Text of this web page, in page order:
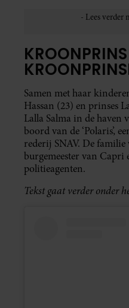
Samen met haar
Hassan (23) en prinses
Lalla Salma in de
boord van de ‘Polaris’,
rederij SNAV. De
burgemeester van Capri
politieagenten.
Tekst gaat verder onder